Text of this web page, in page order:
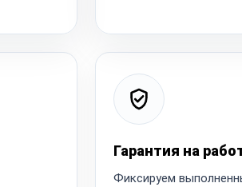
Гарантия на
Фиксируем